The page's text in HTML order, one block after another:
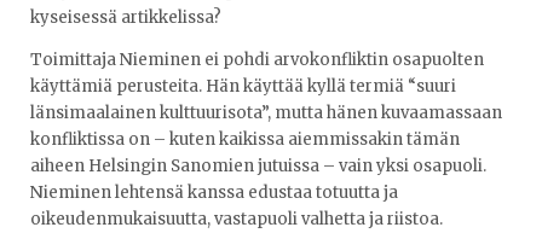
kyseisessä artikkelissa?
Toimittaja Nieminen ei pohdi arvokonfliktin osapuolten
käyttämiä perusteita. Hän käyttää kyllä termiä “suuri
länsimaalainen kulttuurisota”, mutta hänen kuvaamassaan
konfliktissa on – kuten kaikissa aiemmissakin tämän
aiheen Helsingin Sanomien jutuissa – vain yksi osapuoli.
Nieminen lehtensä kanssa edustaa totuutta ja
oikeudenmukaisuutta, vastapuoli valhetta ja riistoa.